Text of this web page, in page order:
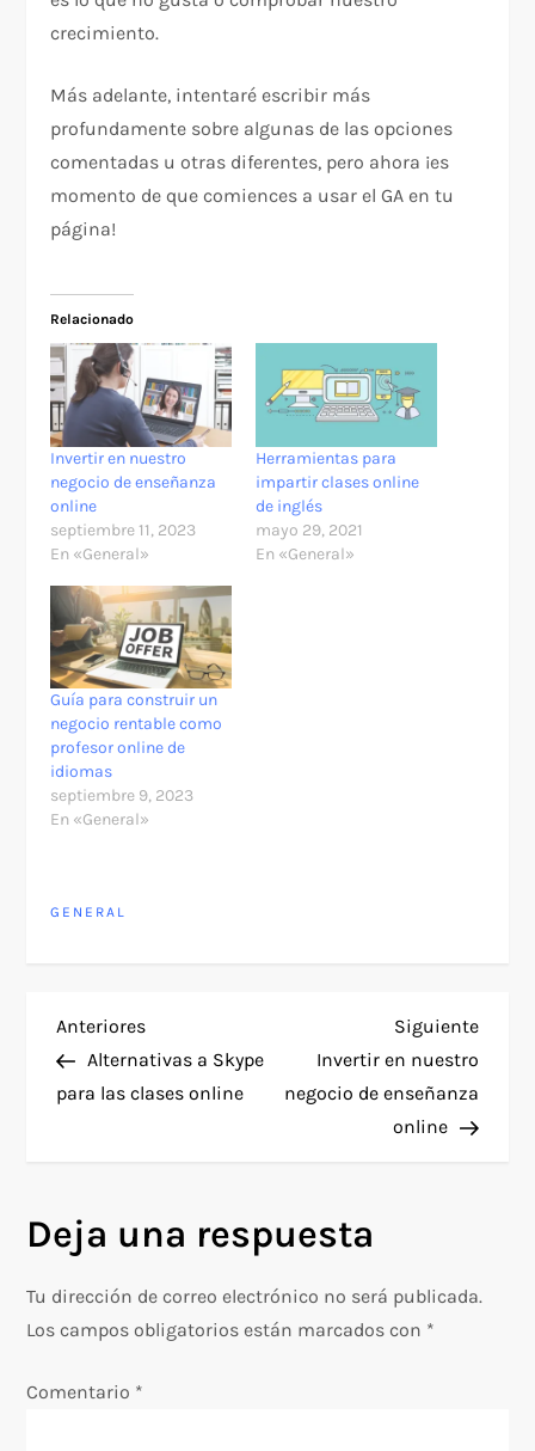
crecimiento.
Más adelante, intentaré escribir más
profundamente sobre algunas de las opciones
comentadas u otras diferentes, pero ahora ¡es
momento de que comiences a usar el GA en tu
página!
Relacionado
Invertir en nuestro
negocio de enseñanza
online
septiembre 11, 2023
En «General»
Herramientas para
impartir clases online
de inglés
mayo 29, 2021
En «General»
Guía para construir un
negocio rentable como
profesor online de
idiomas
septiembre 9, 2023
En «General»
GENERAL
N
a
g
a
Entrada
anterior
Anteriores
Alternativas a Skype
para las clases online
Siguiente
Invertir en nuestro
negocio de enseñanza
online
Deja una respuesta
Tu dirección de correo electrónico no será publicada.
Los campos obligatorios están marcados con *
Comentario *